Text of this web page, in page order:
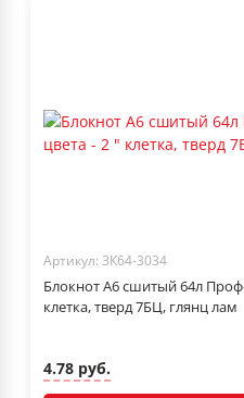
Артикул: ЗК64-3034
Блокнот А6 сшитый 64л
клетка, тверд 7БЦ, глянц лам
4.78 руб.